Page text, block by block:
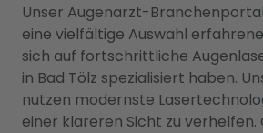
Unser Augenarzt-
eine vielfältige Auswahl
sich auf fortschrittliche
in Bad Tölz spezialisiert haben.
nutzen modernste
einer klareren Sicht zu verhelfen.